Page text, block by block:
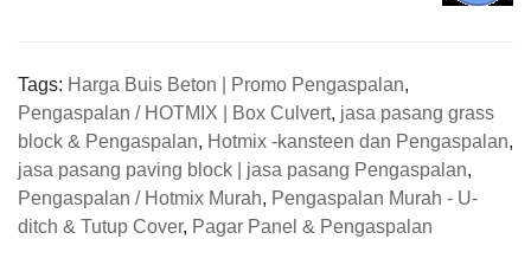
Tags: Harga Buis Beton | Promo Pengaspalan,
Pengaspalan / HOTMIX | Box Culvert, jasa pasang grass
block & Pengaspalan, Hotmix -kansteen dan Pengaspalan,
jasa pasang paving block | jasa pasang Pengaspalan,
Pengaspalan / Hotmix Murah, Pengaspalan Murah - U-
ditch & Tutup Cover, Pagar Panel & Pengaspalan